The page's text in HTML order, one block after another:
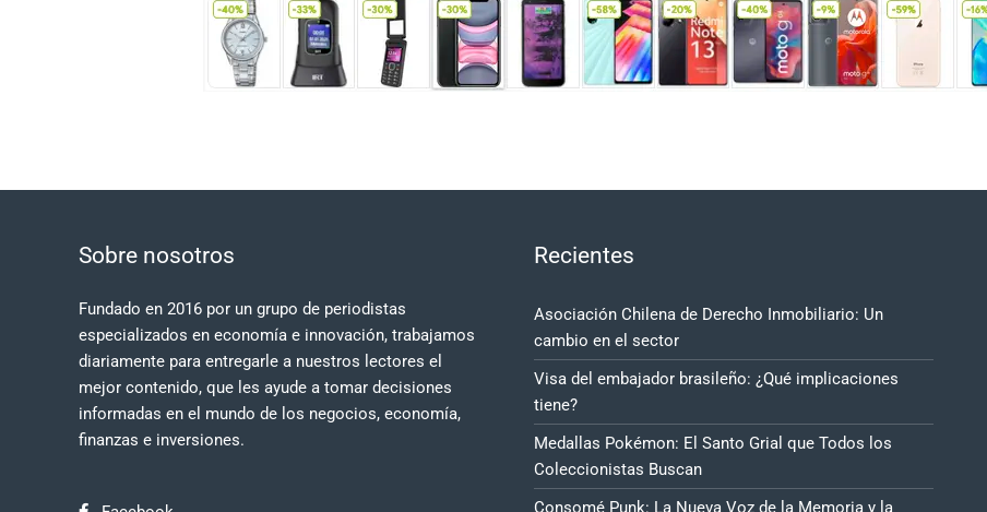
Sobre nosotros
Fundado en 2016 por un grupo de periodistas
especializados en economía e innovación, trabajamos
diariamente para entregarle a nuestros lectores el
mejor contenido, que les ayude a tomar decisiones
informadas en el mundo de los negocios, economía,
finanzas e inversiones.
Recientes
Asociación Chilena de Derecho Inmobiliario: Un
cambio en el sector
Visa del embajador brasileño: ¿Qué implicaciones
tiene?
Medallas Pokémon: El Santo Grial que Todos los
Coleccionistas Buscan
Consomé Punk: La Nueva Voz de la Memoria y la